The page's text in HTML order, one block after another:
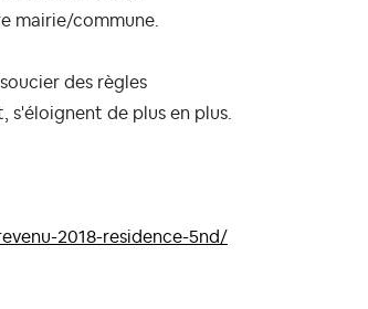
mairie/commune.
des règles
de plus en plus.
2018-residence-5nd/